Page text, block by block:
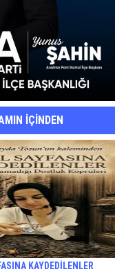
İÇİNDEN
KAYDEDİLENLER